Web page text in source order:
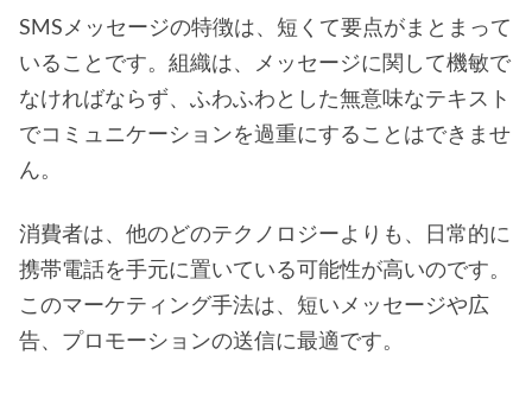
SMSメッセージの特徴は、短くて要点がまとまって
いることです。組織は、メッセージに関して機敏で
なければならず、ふわふわとした無意味なテキスト
でコミュニケーションを過重にすることはできませ
ん。
消費者は、他のどのテクノロジーよりも、日常的に
携帯電話を手元に置いている可能性が高いのです。
このマーケティング手法は、短いメッセージや広
告、プロモーションの送信に最適です。